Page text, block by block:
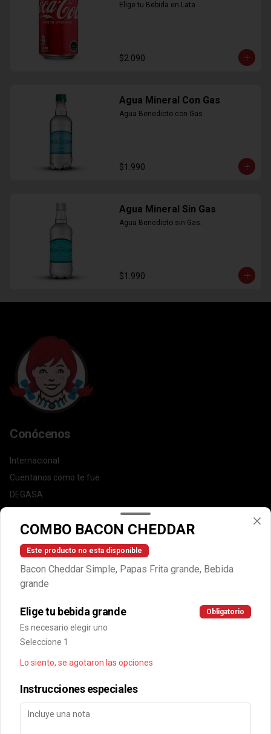
Elige tu Bebida en Lata
$2.090
Agua Mineral Con Gas
Agua Benedicto con Gas
$1.990
Agua Mineral Sin Gas
Agua Benedicto sin Gas..
$1.990
Conócenos
Internacional
Cuentanos como te fue
DEGASA
Escríbenos por WhatsApp: +56950183243
serviciocliente@wendys.cl
Términos y condiciones
Redes sociales
Facebook
Mi cuenta
COMBO BACON CHEDDAR
Este producto no esta disponible
Bacon Cheddar Simple, Papas Frita grande, Bebida
grande
Elige tu bebida grande Obligatorio
Es necesario elegir uno
Seleccione 1
Lo siento, se agotaron las opciones
Instrucciones especiales